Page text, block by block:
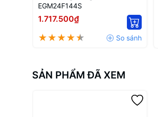
EGM24F144S
1.717.500₫
SẢN PHẨM ĐÃ XEM